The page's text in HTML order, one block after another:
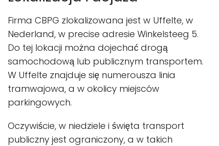
Firma CBPG zlokalizowana jest w Uffelte, w
Nederland, w precise adresie Winkelsteeg 5.
Do tej lokacji można dojechać drogą
samochodową lub publicznym transportem.
W Uffelte znajduje się numerousza linia
tramwajowa, a w okolicy miejsców
parkingowych.
Oczywiście, w niedziele i święta transport
publiczny jest ograniczony, a w takich